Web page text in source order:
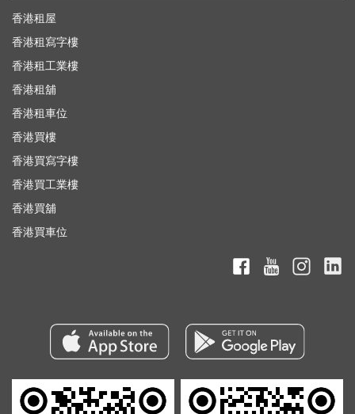
香港租屋
香港租寫字樓
香港租工業樓
香港租舖
香港租車位
香港買樓
香港買寫字樓
香港買工業樓
香港買舖
香港買車位